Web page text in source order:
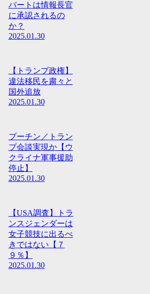
バートは情報長官
に承認されるの
か？
2025.01.30
【トランプ政権】
違法移民を粛々と
国外追放
2025.01.30
プーチン／トラン
プ会談実現か【ウ
クライナ軍事援助
停止】
2025.01.30
【USA調査】トラ
ンスジェンダーは
女子競技に出るべ
きではない【７
９％】
2025.01.30